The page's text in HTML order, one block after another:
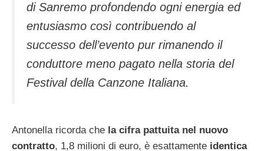
di Sanremo profondendo ogni energia ed
entusiasmo così contribuendo al
successo dell’evento pur rimanendo il
conduttore meno pagato nella storia del
Festival della Canzone Italiana.
Antonella ricorda che la cifra pattuita nel nuovo
contratto, 1,8 milioni di euro, è esattamente identica